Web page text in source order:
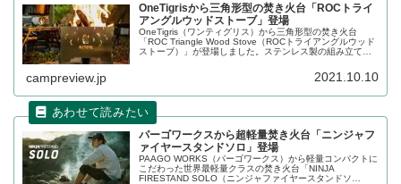
OneTigrisから三角形型の焚き火台「ROCトライ
アングルウッドストーブ」登場
OneTigris（ワンティグリス）から三角形型の焚き火台
「ROC Triangle Wood Stove（ROCトライアングルウッド
ストーブ）」が登場しました。ステンレス製の組み立て式
campreview.jp 2021.10.10
パーゴワークスから超軽量焚き火台「ニンジャフ
ァイヤースタンドソロ」登場
PAAGO WORKS（パーゴワークス）から軽量コンパクトに
こだわった世界最軽量クラスの焚き火台「NINJA
FIRESTAND SOLO（ニンジャファイヤースタンドソ